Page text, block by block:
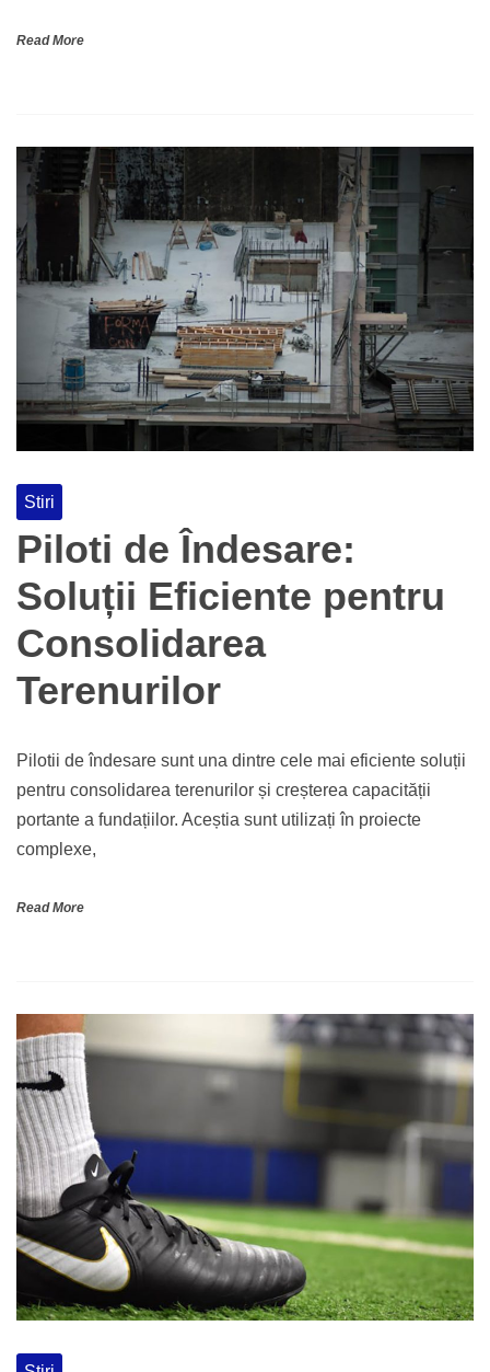
Read More
Stiri
Piloti de Îndesare:
Soluții Eficiente pentru
Consolidarea
Terenurilor
Pilotii de îndesare sunt una dintre cele mai eficiente soluții
pentru consolidarea terenurilor și creșterea capacității
portante a fundațiilor. Aceștia sunt utilizați în proiecte
complexe,
Read More